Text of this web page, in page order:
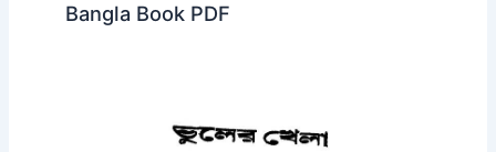
Bangla Book PDF